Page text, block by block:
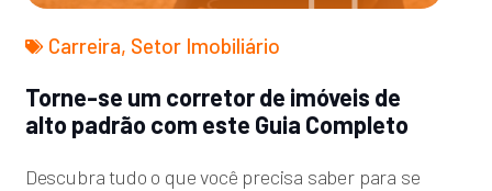
Carreira, Setor Imobiliário
Torne-se um corretor de imóveis de
alto padrão com este Guia Completo
Descubra tudo o que você precisa saber para se